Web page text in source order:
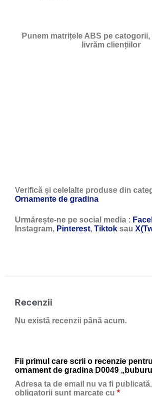
Punem matrițele ABS pe
livrăm cliențiilor
Verifică și celelalte produse din
Ornamente de gradina
Urmărește-ne pe social media :
Instagram, Pinterest, Tiktok sau
Recenzii
Nu există recenzii până acum.
Fii primul care scrii o recenzie
ornament de gradina D0049
Adresa ta de email nu va fi publicată.
obligatorii sunt marcate cu *